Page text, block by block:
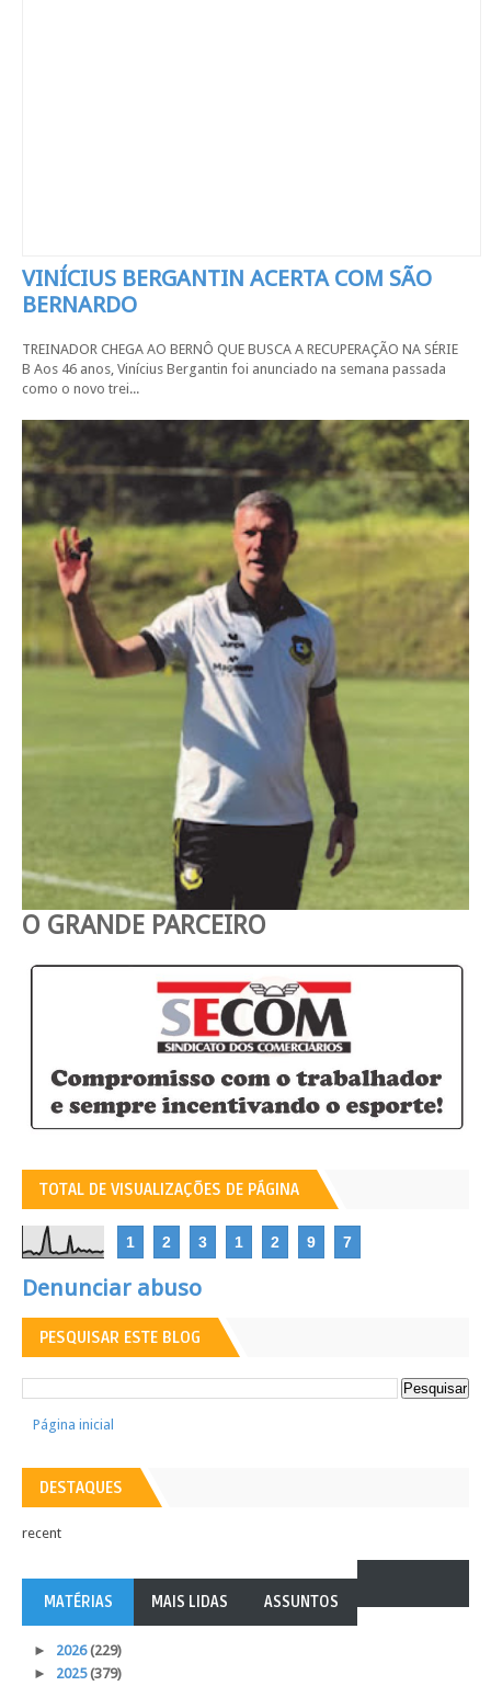
VINÍCIUS BERGANTIN ACERTA COM SÃO
BERNARDO
TREINADOR CHEGA AO BERNÔ QUE BUSCA A RECUPERAÇÃO NA SÉRIE
B Aos 46 anos, Vinícius Bergantin foi anunciado na semana passada
como o novo trei...
O GRANDE PARCEIRO
TOTAL DE VISUALIZAÇÕES DE PÁGINA
1 2 3 1 2 9 7
Denunciar abuso
PESQUISAR ESTE BLOG
Página inicial
DESTAQUES
recent
MATÉRIAS MAIS LIDAS ASSUNTOS
► 2026(229)
► 2025(379)